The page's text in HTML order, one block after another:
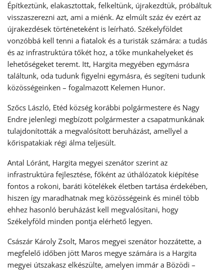
Építkeztünk, elakasztottak, felkeltünk, újrakezdtük, próbáltuk
visszaszerezni azt, ami a miénk. Az elmúlt száz év ezért az
újrakezdések történeteként is leírható. Székelyföldet
vonzóbbá kell tenni a fiatalok és a turisták számára: a tudás
és az infrastruktúra tőkét hoz, a tőke munkahelyeket és
lehetőségeket teremt. Itt, Hargita megyében egymásra
találtunk, oda tudunk figyelni egymásra, és segíteni tudunk
közösségeinken – fogalmazott Kelemen Hunor.
Szőcs László, Etéd község korábbi polgármestere és Nagy
Endre jelenlegi megbízott polgármester a csapatmunkának
tulajdonították a megvalósított beruházást, amellyel a
kőrispatakiak régi álma teljesült.
Antal Lóránt, Hargita megyei szenátor szerint az
infrastruktúra fejlesztése, főként az úthálózatok kiépítése
fontos a rokoni, baráti kötelékek életben tartása érdekében,
hiszen így maradhatnak meg közösségeink és minél több
ehhez hasonló beruházást kell megvalósítani, hogy
Székelyföld minden pontja elérhető legyen.
Császár Károly Zsolt, Maros megyei szenátor hozzátette, a
megfelelő időben jött Maros megye számára is a Hargita
megyei útszakasz elkészülte, amelyen immár a Bözödi –